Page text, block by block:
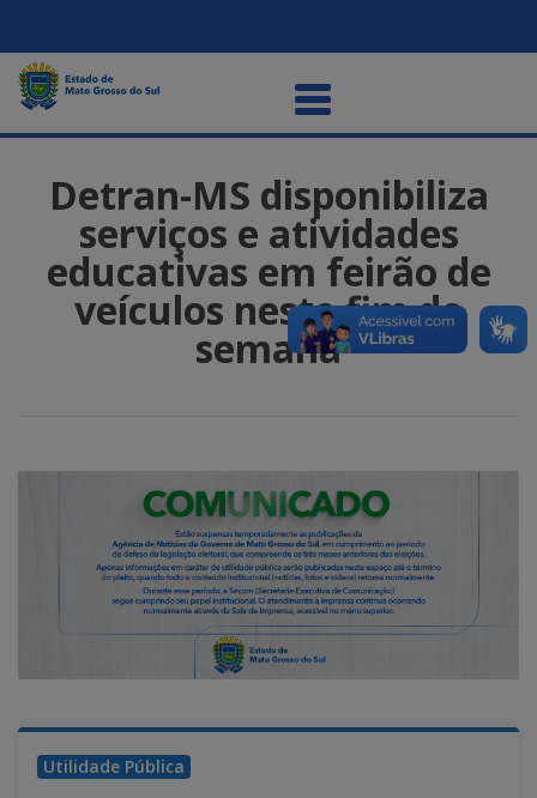
Detran-MS disponibiliza
serviços e atividades
educativas em feirão de
veículos neste fim de
semana
Utilidade Pública